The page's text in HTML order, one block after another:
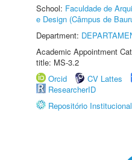
School: Faculdade de
e Design (Câmpus de
Department:
Academic Appointment
title: MS-3.2
Orcid
CV Lattes
ResearcherID
Repositório